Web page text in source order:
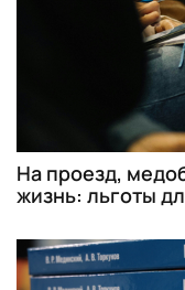
На проезд,
жизнь: льготы